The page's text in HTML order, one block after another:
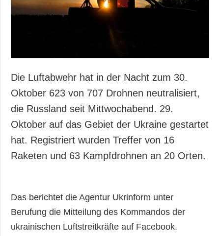
Die Luftabwehr hat in der Nacht zum 30.
Oktober 623 von 707 Drohnen neutralisiert,
die Russland seit Mittwochabend. 29.
Oktober auf das Gebiet der Ukraine gestartet
hat. Registriert wurden Treffer von 16
Raketen und 63 Kampfdrohnen an 20 Orten.
Das berichtet die Agentur Ukrinform unter
Berufung die Mitteilung des Kommandos der
ukrainischen Luftstreitkräfte auf Facebook.